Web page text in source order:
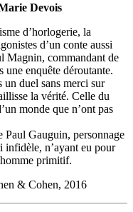
Devois
d’horlogerie, la
d’un conte aussi
Magnin, commandant de
une enquête déroutante.
un duel sans merci sur
la vérité. Celle du
monde que n’ont pas
Paul Gauguin, personnage
infidèle, n’ayant eu pour
primitif.
& Cohen, 2016